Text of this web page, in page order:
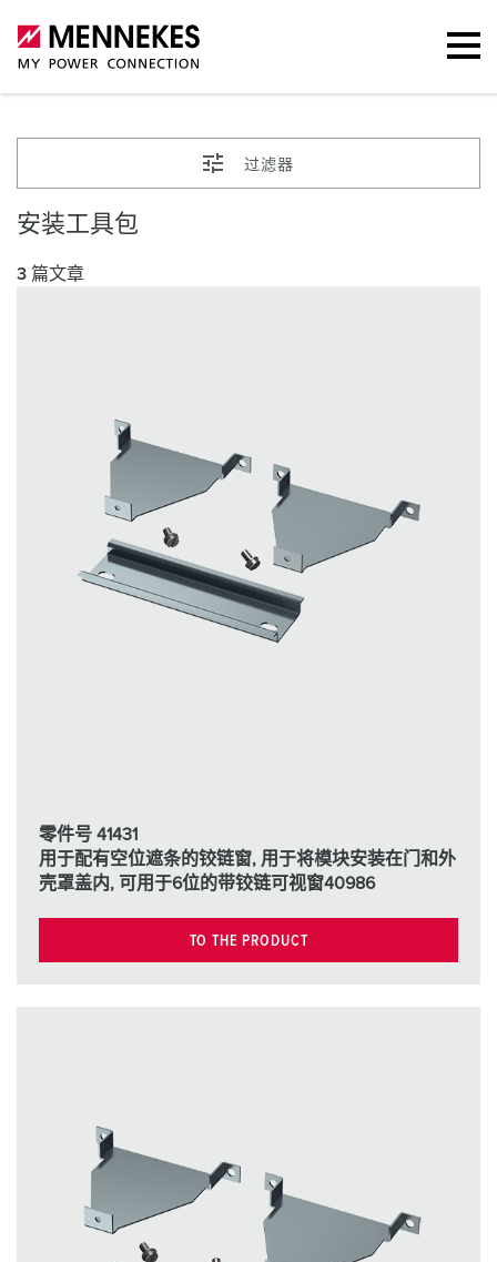
过滤器
安装工具包
3 篇文章
零件号 41431
用于配有空位遮条的铰链窗, 用于将模块安装在门和外
壳罩盖内, 可用于6位的带铰链可视窗40986
TO THE PRODUCT